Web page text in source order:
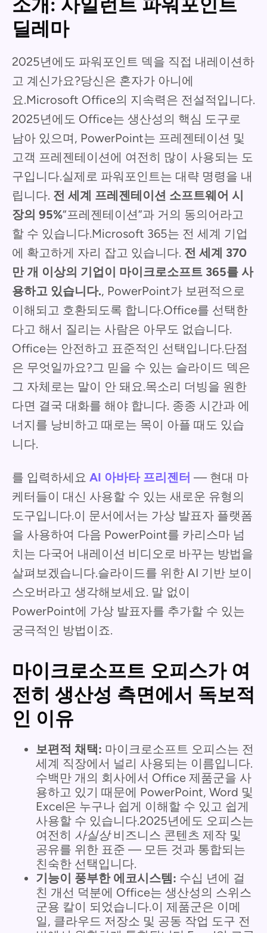
소개: 사일런트 파워포인트
딜레마
2025년에도 파워포인트 덱을 직접 내레이션하
고 계신가요?당신은 혼자가 아니에
요.Microsoft Office의 지속력은 전설적입니다.
2025년에도 Office는 생산성의 핵심 도구로
남아 있으며, PowerPoint는 프레젠테이션 및
고객 프레젠테이션에 여전히 많이 사용되는 도
구입니다.실제로 파워포인트는 대략 명령을 내
립니다. 전 세계 프레젠테이션 소프트웨어 시
장의 95%“프레젠테이션”과 거의 동의어라고
할 수 있습니다.Microsoft 365는 전 세계 기업
에 확고하게 자리 잡고 있습니다. 전 세계 370
만 개 이상의 기업이 마이크로소프트 365를 사
용하고 있습니다., PowerPoint가 보편적으로
이해되고 호환되도록 합니다.Office를 선택한
다고 해서 질리는 사람은 아무도 없습니다.
Office는 안전하고 표준적인 선택입니다.단점
은 무엇일까요?그 믿을 수 있는 슬라이드 덱은
그 자체로는 말이 안 돼요.목소리 더빙을 원한
다면 결국 대화를 해야 합니다. 종종 시간과 에
너지를 낭비하고 때로는 목이 아플 때도 있습
니다.
를 입력하세요 AI 아바타 프리젠터 — 현대 마
케터들이 대신 사용할 수 있는 새로운 유형의
도구입니다.이 문서에서는 가상 발표자 플랫폼
을 사용하여 다음 PowerPoint를 카리스마 넘
치는 다국어 내레이션 비디오로 바꾸는 방법을
살펴보겠습니다.슬라이드를 위한 AI 기반 보이
스오버라고 생각해보세요. 말 없이
PowerPoint에 가상 발표자를 추가할 수 있는
궁극적인 방법이죠.
마이크로소프트 오피스가 여
전히 생산성 측면에서 독보적
인 이유
보편적 채택: 마이크로소프트 오피스는 전
세계 직장에서 널리 사용되는 이름입니다.
수백만 개의 회사에서 Office 제품군을 사
용하고 있기 때문에 PowerPoint, Word 및
Excel은 누구나 쉽게 이해할 수 있고 쉽게
사용할 수 있습니다.2025년에도 오피스는
여전히 사실상비즈니스 콘텐츠 제작 및
공유를 위한 표준 — 모든 것과 통합되는
친숙한 선택입니다.
기능이 풍부한 에코시스템: 수십 년에 걸
친 개선 덕분에 Office는 생산성의 스위스
군용 칼이 되었습니다.이 제품군은 이메
일, 클라우드 저장소 및 공동 작업 도구 전